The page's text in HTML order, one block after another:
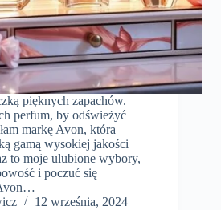
pięknych zapachów.
perfum, by odświeżyć
markę Avon, która
gamą wysokiej jakości
to moje ulubione wybory,
i poczuć się
12 września, 2024